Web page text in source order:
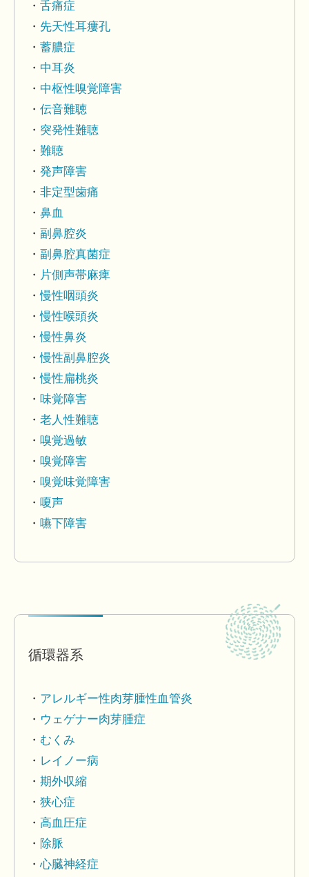
舌痛症
先天性耳瘻孔
蓄膿症
中耳炎
中枢性嗅覚障害
伝音難聴
突発性難聴
難聴
発声障害
非定型歯痛
鼻血
副鼻腔炎
副鼻腔真菌症
片側声帯麻痺
慢性咽頭炎
慢性喉頭炎
慢性鼻炎
慢性副鼻腔炎
慢性扁桃炎
味覚障害
老人性難聴
嗅覚過敏
嗅覚障害
嗅覚味覚障害
嗄声
嚥下障害
循環器系
アレルギー性肉芽腫性血管炎
ウェゲナー肉芽腫症
むくみ
レイノー病
期外収縮
狭心症
高血圧症
除脈
心臓神経症